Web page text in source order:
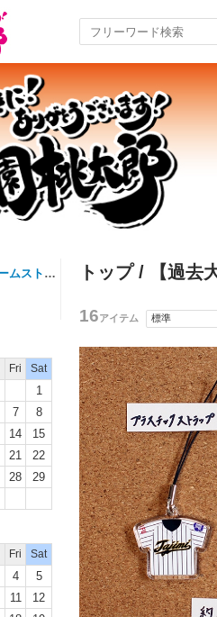
【過去大会-選抜】ユニフォームストラップ
Fri Sat
1
7
8
14
15
21
22
28
29
Fri Sat
4
5
11
12
トップ/ 【過去
16アイテム